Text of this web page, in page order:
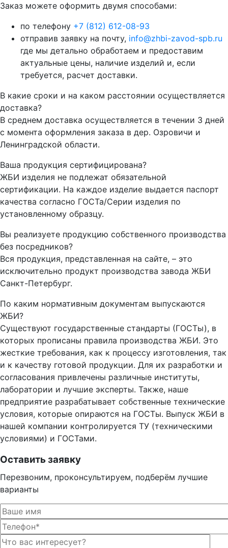
Заказ можете оформить двумя способами:
по телефону +7 (812) 612-08-93
отправив заявку на почту, info@zhbi-zavod-spb.ru
где мы детально обработаем и предоставим
актуальные цены, наличие изделий и, если
требуется, расчет доставки.
В какие сроки и на каком расстоянии осуществляется
доставка?
В среднем доставка осуществляется в течении 3 дней
с момента оформления заказа в дер. Озровичи и
Ленинградской области.
Ваша продукция сертифицирована?
ЖБИ изделия не подлежат обязательной
сертификации. На каждое изделие выдается паспорт
качества согласно ГОСТа/Серии изделия по
установленному образцу.
Вы реализуете продукцию собственного производства
без посредников?
Вся продукция, представленная на сайте, – это
исключительно продукт производства завода ЖБИ
Санкт-Петербург.
По каким нормативным документам выпускаются
ЖБИ?
Существуют государственные стандарты (ГОСТы), в
которых прописаны правила производства ЖБИ. Это
жесткие требования, как к процессу изготовления, так
и к качеству готовой продукции. Для их разработки и
согласования привлечены различные институты,
лаборатории и лучшие эксперты. Также, наше
предприятие разрабатывает собственные технические
условия, которые опираются на ГОСТы. Выпуск ЖБИ в
нашей компании контролируется ТУ (техническими
условиями) и ГОСТами.
Оставить заявку
Перезвоним, проконсультируем, подберём лучшие
варианты